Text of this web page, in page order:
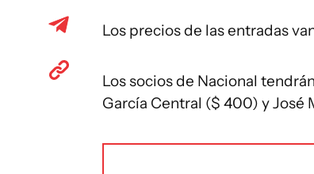
Los precios de las entradas
Los socios de Nacional
García Central ($ 400) y José